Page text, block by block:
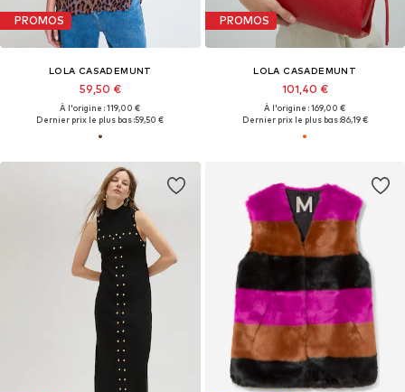
PROMOS
LOLA CASADEMUNT
59,50 €
À l'origine : 119,00 €
Dernier prix le plus bas :59,50 €
PROMOS
LOLA CASADEMUNT
101,40 €
À l'origine : 169,00 €
Dernier prix le plus bas :86,19 €